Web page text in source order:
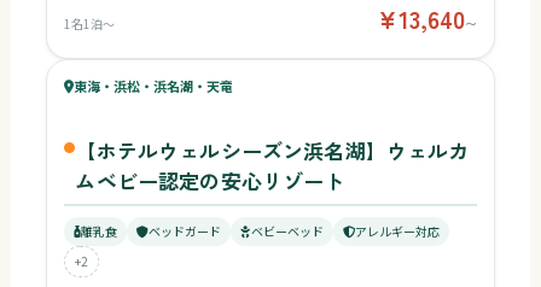
1名1泊〜 ¥13,640〜
87ベビー
82キッズ
東海・浜松・浜名湖・天竜
【ホテルウェルシーズン浜名湖】ウェルカ
ムベビー認定の安心リゾート
離乳食 ベッドガード ベビーベッド
アレルギー対応
+2